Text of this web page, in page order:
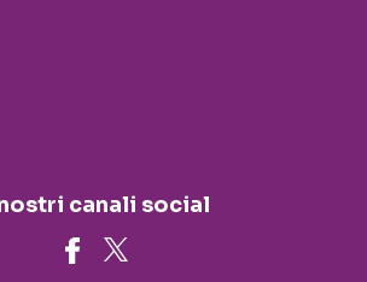
canali social